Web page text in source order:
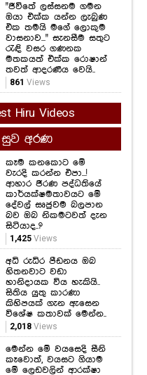
-
"Hiru Super Hero"
Photos
34,115Views
මතකයත් එක්ක රොෂාන්
තවත් ආදරණීය වෙයි..
861 Views
Hiru Videos
සුව අරණ
කෑම කනකොට මේ
වැරදි කරන්න එපා...!
ආහාර ජීරණ පද්ධතියේ
කාර්යක්ෂමතාවයට මේ
බව ඔබ නිකමටවත් දැන
සිටියාද..?
1,425Views
අධි රුධිර පීඩනය ඔබ
හිතනවාට වඩා
හානිදායක විය හැකියි..
සිතිය යුතු කාරණා
විශේෂ කතාවක් මෙන්න..
2,018Views
මෙන්න මේ වයසෙදි සීනි
කෑවොත්, වයසට ගියාම
මේ ලෙඩවලින් ආරක්ෂා
වෙන්න පුළුවන්.. නව
කරුණු මෙන්න..
1,584Views